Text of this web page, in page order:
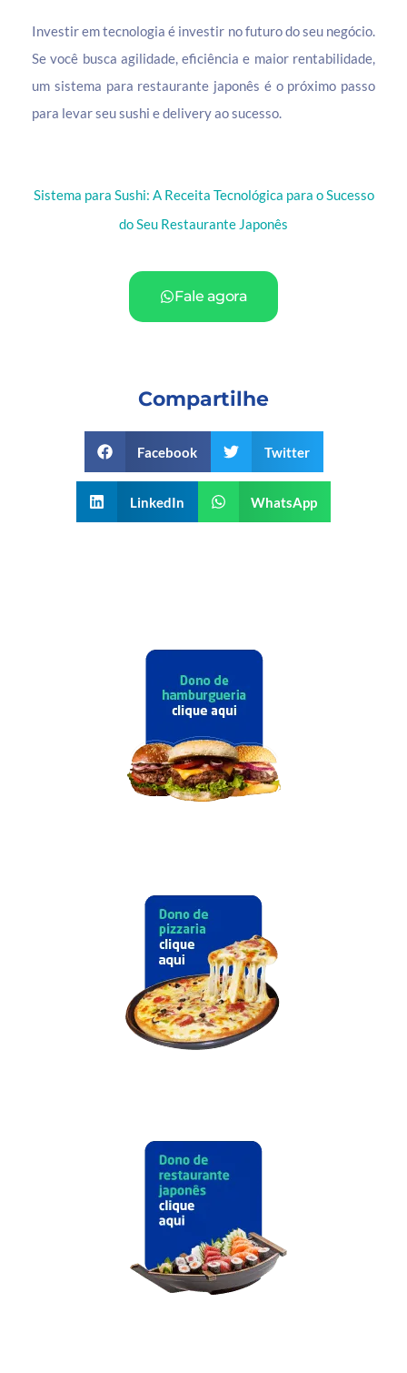
Investir em tecnologia é investir no futuro do seu negócio.
Se você busca agilidade, eficiência e maior rentabilidade,
um sistema para restaurante japonês é o próximo passo
para levar seu sushi e delivery ao sucesso.
Sistema para Sushi: A Receita Tecnológica para o Sucesso
do Seu Restaurante Japonês
Fale agora
Compartilhe
Facebook Twitter
LinkedIn WhatsApp